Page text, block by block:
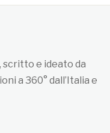
scritto e ideato da
a 360° dall’Italia e